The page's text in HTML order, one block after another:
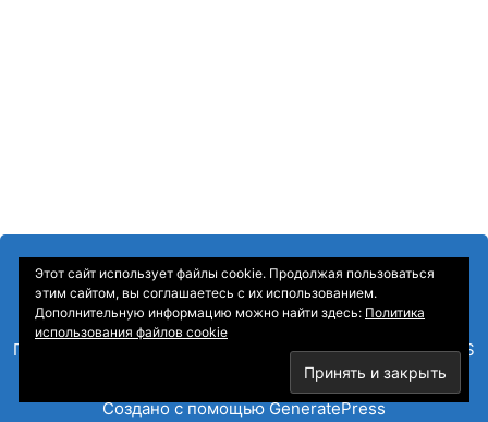
Главная Контакты— Sitemap—
RSS
© 2026 Корпоративные информационные системы•
Создано с помощьюGeneratePress
Этот сайт использует файлы cookie. Продолжая пользоваться
этим сайтом, вы соглашаетесь с их использованием.
Дополнительную информацию можно найти здесь: Политика
использования файлов cookie